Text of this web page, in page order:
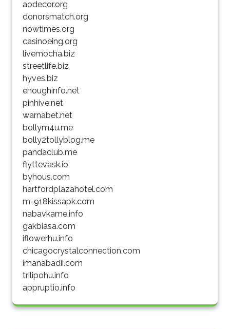
aodecor.org
donorsmatch.org
nowtimes.org
casinoeing.org
livemocha.biz
streetlife.biz
hyves.biz
enoughinfo.net
pinhive.net
warnabet.net
bollym4u.me
bolly2tollyblog.me
pandaclub.me
flyttevask.io
byhous.com
hartfordplazahotel.com
m-918kissapk.com
nabavkame.info
gakbiasa.com
iflowerhu.info
chicagocrystalconnection.com
imanabadii.com
trilipohu.info
appruptio.info